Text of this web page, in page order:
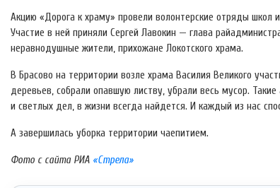
Акцию «Дорога к храму» провели волонтерские отряды школ
Участие в ней приняли Сергей Лавокин — глава
неравнодушные жители, прихожане Локотского храма.
В Брасово на территории возле храма Василия Великого
деревьев, собрали опавшую листву, убрали весь мусор.
и светлых дел, в жизни всегда найдется. И каждый из нас
А завершилась уборка территории чаепитием.
Фото с сайта РИА «Стрела»